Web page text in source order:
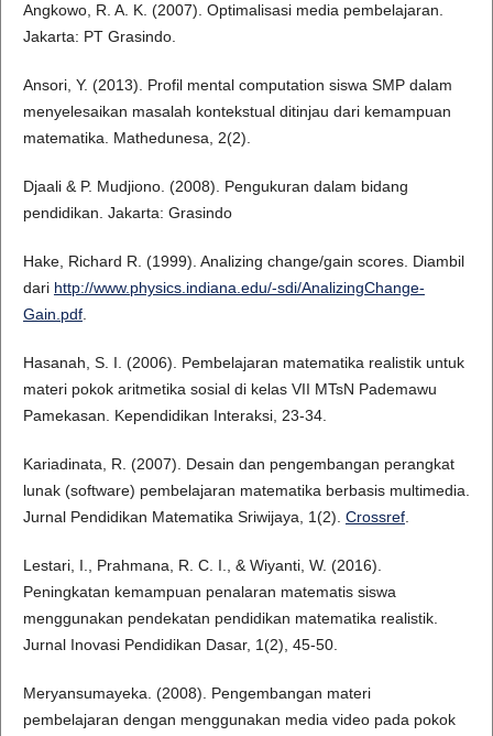
Angkowo, R. A. K. (2007). Optimalisasi media pembelajaran.
Jakarta: PT Grasindo.
Ansori, Y. (2013). Profil mental computation siswa SMP dalam
menyelesaikan masalah kontekstual ditinjau dari kemampuan
matematika. Mathedunesa, 2(2).
Djaali & P. Mudjiono. (2008). Pengukuran dalam bidang
pendidikan. Jakarta: Grasindo
Hake, Richard R. (1999). Analizing change/gain scores. Diambil
dari http://www.physics.indiana.edu/-sdi/AnalizingChange-
Gain.pdf.
Hasanah, S. I. (2006). Pembelajaran matematika realistik untuk
materi pokok aritmetika sosial di kelas VII MTsN Pademawu
Pamekasan. Kependidikan Interaksi, 23-34.
Kariadinata, R. (2007). Desain dan pengembangan perangkat
lunak (software) pembelajaran matematika berbasis multimedia.
Jurnal Pendidikan Matematika Sriwijaya, 1(2). Crossref.
Lestari, I., Prahmana, R. C. I., & Wiyanti, W. (2016).
Peningkatan kemampuan penalaran matematis siswa
menggunakan pendekatan pendidikan matematika realistik.
Jurnal Inovasi Pendidikan Dasar, 1(2), 45-50.
Meryansumayeka. (2008). Pengembangan materi
pembelajaran dengan menggunakan media video pada pokok